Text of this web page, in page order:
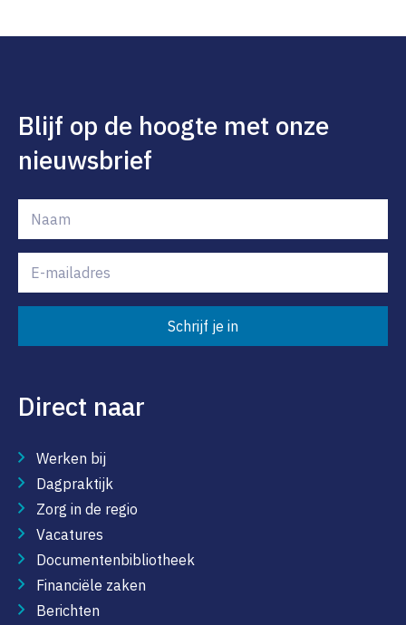
Blijf op de hoogte met onze
nieuwsbrief
Schrijf je in
Direct naar
Werken bij
Dagpraktijk
Zorg in de regio
Vacatures
Documentenbibliotheek
Financiële zaken
Berichten